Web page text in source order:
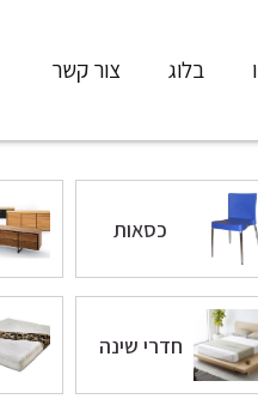
בלוג צור קשר
כסאות
חדרי שינה